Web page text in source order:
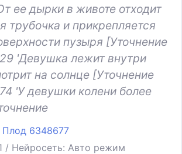
ее дырки в животе отходит
трубочка и прикрепляется
пузыря [Уточнение
'Девушка лежит внутри
на солнце [Уточнение
'У девушки колени более
Плод 6348677
/ Нейросеть: Авто режим